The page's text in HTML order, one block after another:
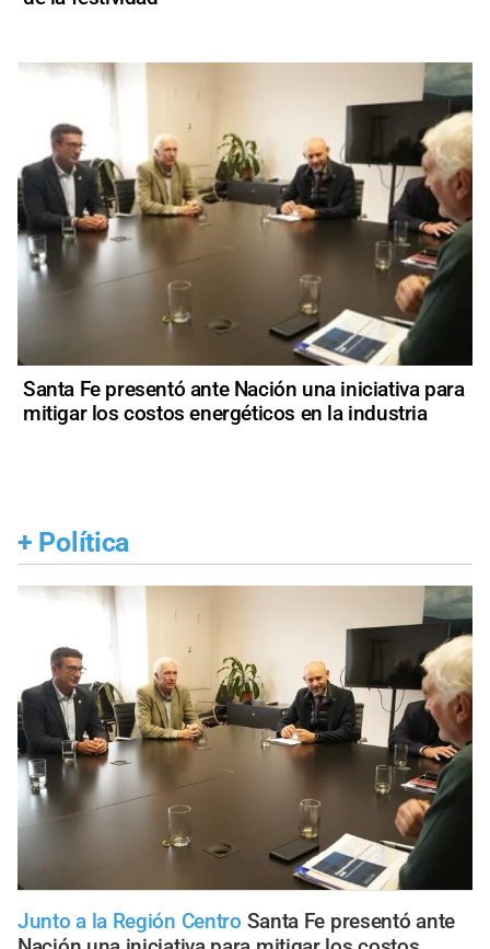
Santa Fe presentó ante Nación una iniciativa para
mitigar los costos energéticos en la industria
+ Política
Junto a la Región Centro Santa Fe presentó ante